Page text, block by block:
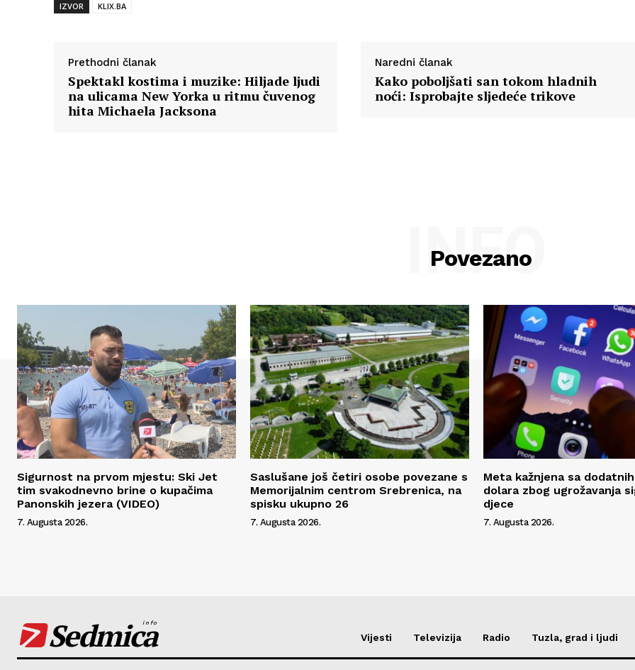
IZVOR KLIX.BA
Prethodni članak
Spektakl kostima i muzike: Hiljade ljudi
na ulicama New Yorka u ritmu čuvenog
hita Michaela Jacksona
Naredni članak
Kako poboljšati san tokom hladnih
noći: Isprobajte sljedeće trikove
Povezano
INFO
Sigurnost na prvom mjestu: Ski Jet
tim svakodnevno brine o kupačima
Panonskih jezera (VIDEO)
7. Augusta 2026.
Saslušane još četiri osobe povezane s
Memorijalnim centrom Srebrenica, na
spisku ukupno 26
7. Augusta 2026.
Meta kažnjena sa
dolara zbog ugrožavanja
djece
7. Augusta 2026.
Sedmica
info
Vijesti Televizija Radio Tuzla, grad i ljudi